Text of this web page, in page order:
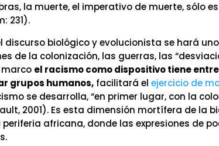
la muerte, el imperativo de muerte, sólo es
231).
discurso biológico y evolucionista se hará
de la colonización, las guerras, las
marco el racismo como dispositivo tiene
grupos humanos, facilitará elejercicio de
se desarrolla, “en primer lugar, con la
2001). Es esta dimensión mortífera de la
periferia africana, donde las expresiones de